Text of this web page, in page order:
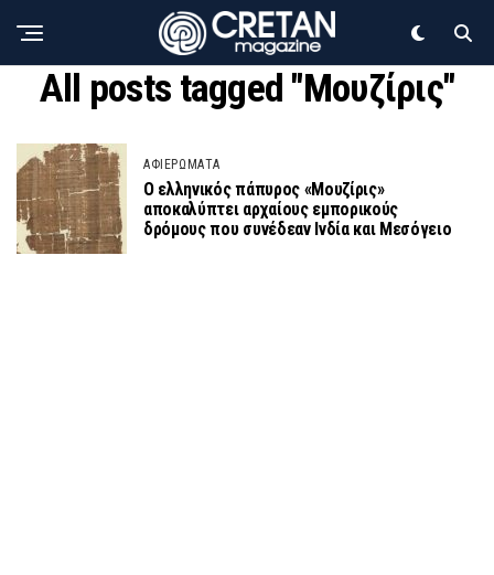
All posts tagged "Μουζίρις"
ΑΦΙΕΡΩΜΑΤΑ
Ο ελληνικός πάπυρος «Μουζίρις»
αποκαλύπτει αρχαίους εμπορικούς
δρόμους που συνέδεαν Ινδία και Μεσόγειο